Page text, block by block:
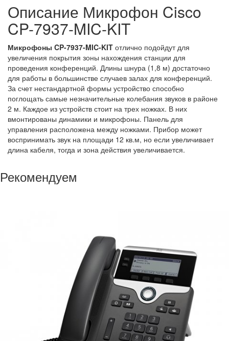
Описание Микрофон Cisco
CP-7937-MIC-KIT
Микрофоны CP-7937-MIC-KIT отлично подойдут для
увеличения покрытия зоны нахождения станции для
проведения конференций. Длины шнура (1,8 м) достаточно
для работы в большинстве случаев залах для конференций.
За счет нестандартной формы устройство способно
поглощать самые незначительные колебания звуков в районе
2 м. Каждое из устройств стоит на трех ножках. В них
вмонтированы динамики и микрофоны. Панель для
управления расположена между ножками. Прибор может
воспринимать звук на площади 12 кв.м, но если увеличивает
длина кабеля, тогда и зона действия увеличивается.
Рекомендуем